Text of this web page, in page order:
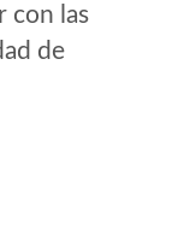
con las
de